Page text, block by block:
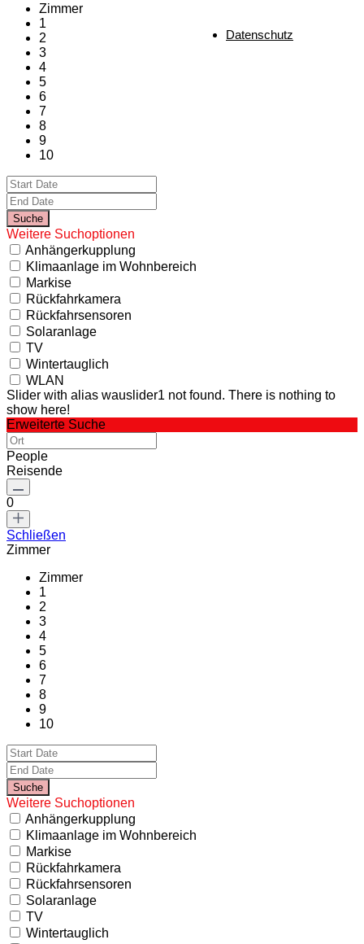
Datenschutz
Zimmer
1
2
3
4
5
6
7
8
9
10
Weitere Suchoptionen
Anhängerkupplung
Klimaanlage im Wohnbereich
Markise
Rückfahrkamera
Rückfahrsensoren
Solaranlage
TV
Wintertauglich
WLAN
Slider with alias wauslider1 not found. There is nothing to
show here!
Erweiterte Suche
People
Reisende
0
Schließen
Zimmer
Zimmer
1
2
3
4
5
6
7
8
9
10
Weitere Suchoptionen
Anhängerkupplung
Klimaanlage im Wohnbereich
Markise
Rückfahrkamera
Rückfahrsensoren
Solaranlage
TV
Wintertauglich